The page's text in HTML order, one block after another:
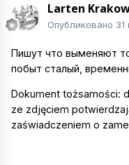
Larten
Опубликовано 31
Пишут что выменяют
побыт сталый,
Dokument tożsamości:
ze zdjęciem
zaświadczeniem o